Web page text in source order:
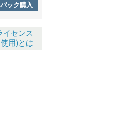
ック購入
イセンス
用)とは